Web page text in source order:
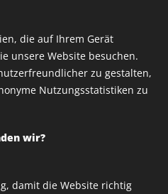
die auf Ihrem Gerät
unsere Website besuchen.
zu gestalten,
Nutzungsstatistiken zu
wir?
damit die Website richtig